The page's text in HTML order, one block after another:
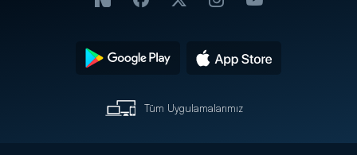
Tüm Uygulamalarımız